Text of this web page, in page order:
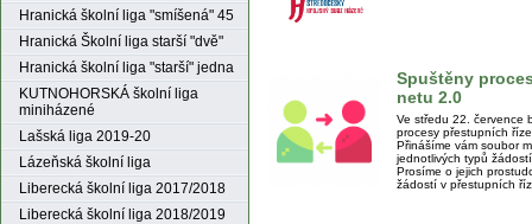
Hranická školní liga "smíšená" 45
Hranická Školní liga starší "dvě"
Hranická školní liga "starší" jedna
KUTNOHORSKÁ školní liga
miniházené
Lašská liga 2019-20
Lázeňská školní liga
Liberecká školní liga 2017/2018
Liberecká školní liga 2018/2019
Spuštěny
netu 2.0
Ve středu 22. července
procesy přestupních
Přinášíme vám soubor
jednotlivých typů
Prosíme o jejich
žádostí v přestupních